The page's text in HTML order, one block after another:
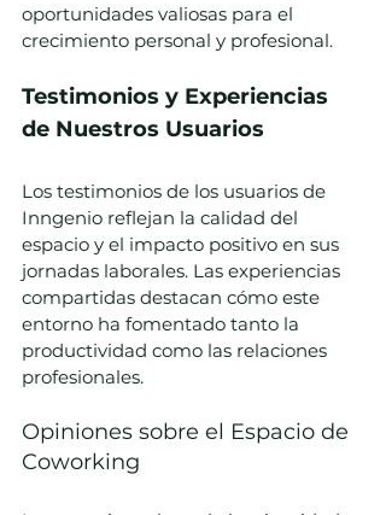
oportunidades valiosas para el
crecimiento personal y profesional.
Testimonios y Experiencias
de Nuestros Usuarios
Los testimonios de los usuarios de
Inngenio reflejan la calidad del
espacio y el impacto positivo en sus
jornadas laborales. Las experiencias
compartidas destacan cómo este
entorno ha fomentado tanto la
productividad como las relaciones
profesionales.
Opiniones sobre el Espacio de
Coworking